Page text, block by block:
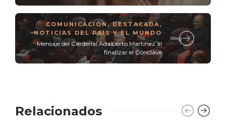
COMUNICACIÓN ,DESTACADA ,
NOTICIAS DEL PAÍS Y EL MUNDO
Mensaje del Cardenal Adalberto Martínez al
finalizar el Cónclave
Relacionados